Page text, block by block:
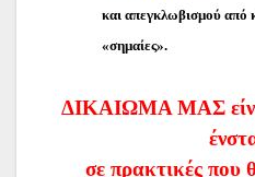
και απεγκλωβισμού από
«σημαίες».
ΔΙΚΑΙΩΜΑ ΜΑΣ
σε πρακτικές που